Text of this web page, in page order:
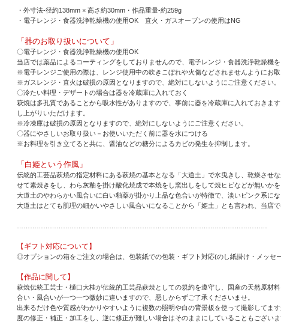
・外寸法-径約138mm × 高さ約30mm・作品重量-約259g
・電子レンジ・食器洗浄乾燥機の使用OK 直火・ガスオーブンの使用はNG
「器のお取り扱いについて」
〇電子レンジ・食器洗浄乾燥機の使用OK
当店では薬品によるコーティングをしておりませんので、電子レンジ・食器洗浄乾燥機を
※電子レンジご使用の際は、レンジ使用中の吹きこぼれや火傷などされませんようにお取
※ガスレンジ・直火は破損の原因となりますので、絶対にしないようにご注意ください。
〇冷たい料理・デザートの場合は器を冷蔵庫に入れておく
萩焼は多孔質であることから吸水性がありますので、事前に器を冷蔵庫に入れておきま
し上がりいただけます。
※冷凍庫は破損の原因となりますので、絶対にしないようにご注意ください。
〇器にやさしいお取り扱い－お使いいただく前に器を水につける
※お料理を引き立てると共に、醤油などの糖分によるカビの発生を抑制します。
「白姫という作風」
伝統的工芸品萩焼の指定材料にある萩焼の基本となる「大道土」で水曳きし、乾燥させ
せて素焼きをし、わら灰釉を掛け酸化焼成で本焼をし窯出しをして焼ヒビなどが無いか
大道土のやわらかい風合いに白い釉薬が掛かり上品な色合いが特徴で、淡いピンク系に
大道土はとても肌理の細かいやさしい風合いになることから「姫土」とも言われ、当店
【ギフト対応について】
◎オプションの箱をご注文の場合は、包装紙での包装・ギフト対応(のし紙掛け・メッセ
【作品に関して】
萩焼伝統工芸士・樋口大桂が伝統的工芸品萩焼としての規約を遵守し、国産の天然原材
合い・風合いが一つ一つ微妙に違いますので、悪しからずご了承くださいませ。
出来るだけ色や質感がわかりやすいように複数の照明や白の背景板を使って撮影してま
度の修正・補正・加工をし、逆に修正が難しい場合はそのままにしていることもござい